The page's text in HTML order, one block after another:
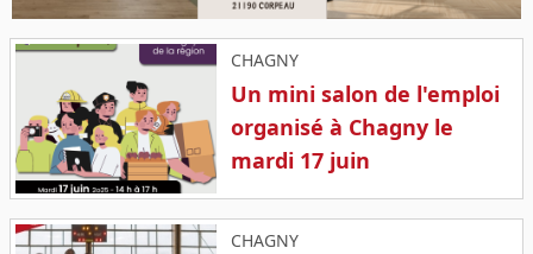
CHAGNY
Un mini salon de l'emploi
organisé à Chagny le
mardi 17 juin
CHAGNY